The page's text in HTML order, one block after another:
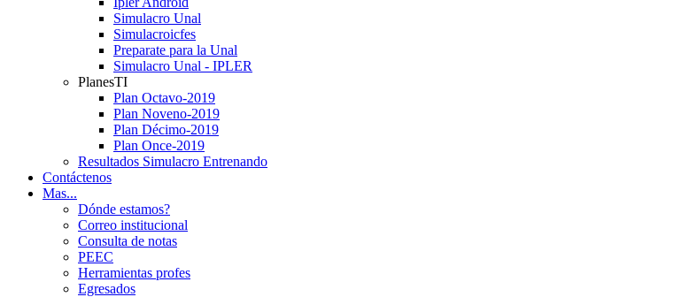
Simulacro Unal
Simulacroicfes
Preparate para la Unal
Simulacro Unal - IPLER
PlanesTI
Plan Octavo-2019
Plan Noveno-2019
Plan Décimo-2019
Plan Once-2019
Resultados Simulacro Entrenando
Contáctenos
Mas...
Dónde estamos?
Correo institucional
Consulta de notas
PEEC
Herramientas profes
Egresados